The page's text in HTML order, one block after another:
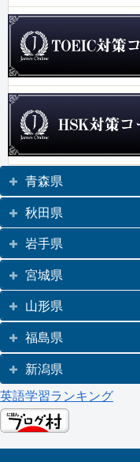
青森県
秋田県
岩手県
宮城県
山形県
福島県
新潟県
英語学習ランキング